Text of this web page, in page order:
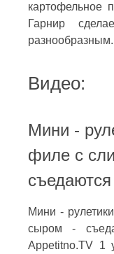
картофельное
Гарнир
разнообразным.
Видео:
Мини -
филе с
Мини -
сыром -
Appetitno.TV 1